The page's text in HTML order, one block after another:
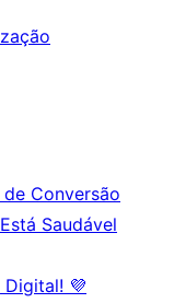
Conversão
Saudável
💜